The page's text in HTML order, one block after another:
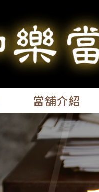
當舖介紹